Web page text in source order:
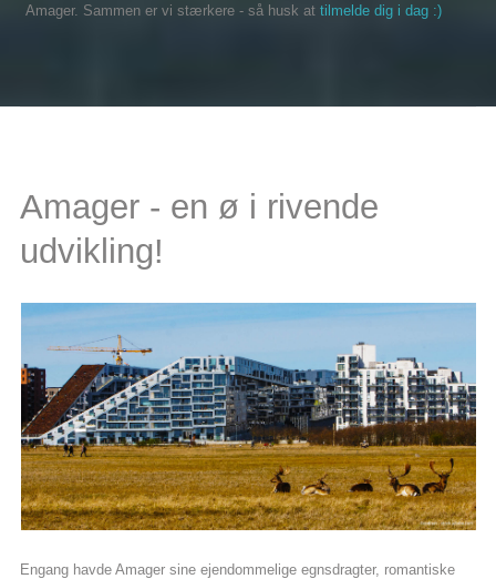
Amager. Sammen er vi stærkere - så husk at tilmelde dig i dag :)
Amager - en ø i rivende
udvikling!
Engang havde Amager sine ejendommelige egnsdragter, romantiske